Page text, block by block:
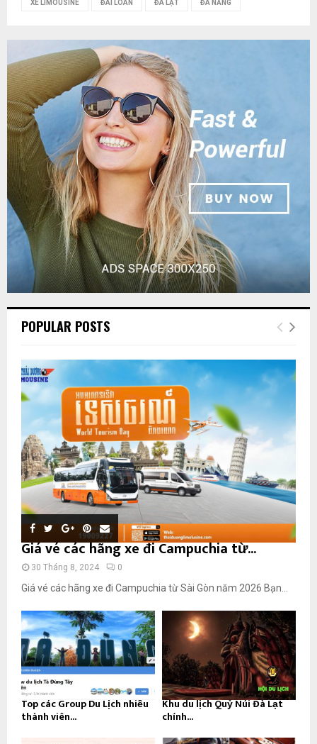
XE LIMOUSINE ĐÀI LOAN ĐÀ LẠT ĐÀ NẴNG
POPULAR POSTS
Giá vé các hãng xe đi Campuchia từ...
30 Tháng 8, 2024 0
Giá vé các hãng xe đi Campuchia từ Sài Gòn năm 2026 Bạn...
Top các Group Du Lịch nhiều
thành viên...
Khu du lịch Quỷ Núi Đà Lạt
chính...